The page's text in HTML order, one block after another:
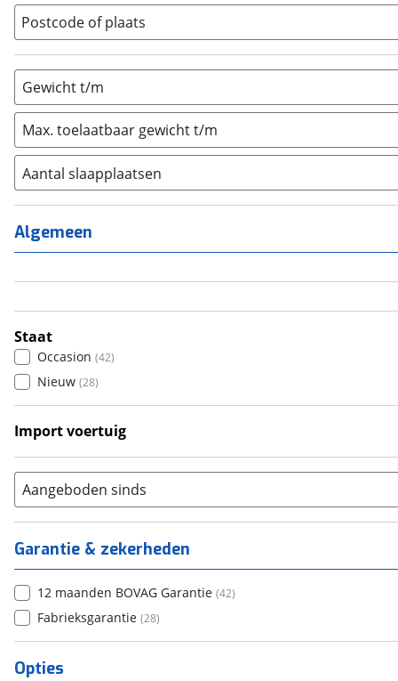
Vouwwagen (0)
Postcode of plaats
Gewicht t/m
Max. toelaatbaar gewicht t/m
Aantal slaapplaatsen
1 (0)
2 (4)
3 (13)
Algemeen
Staat
Occasion (42)
Nieuw (28)
Import voertuig
Aangeboden sinds
Garantie & zekerheden
12 maanden BOVAG Garantie (42)
Fabrieksgarantie (28)
Opties